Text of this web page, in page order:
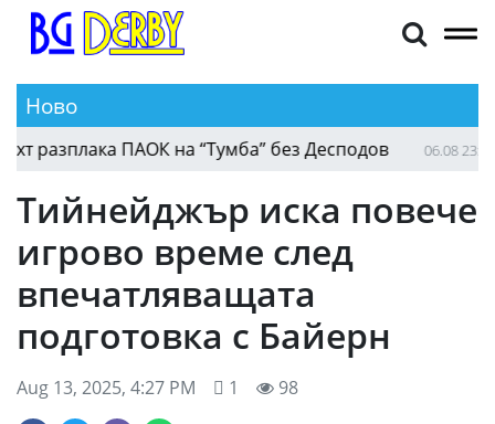
Ново
ПАОК на “Тумба” без Десподов 06.08 23:52
Тийнейджър иска повече
игрово време след
впечатляващата
подготовка с Байерн
Aug 13, 2025, 4:27 PM 1 98